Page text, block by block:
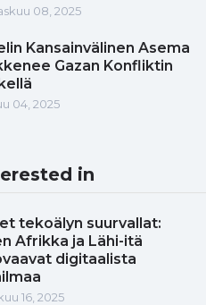
08, 2025
Kansainvälinen Asema
Gazan Konfliktin
04, 2025
in
tekoälyn suurvallat:
Afrikka ja Lähi-itä
digitaalista
16, 2025